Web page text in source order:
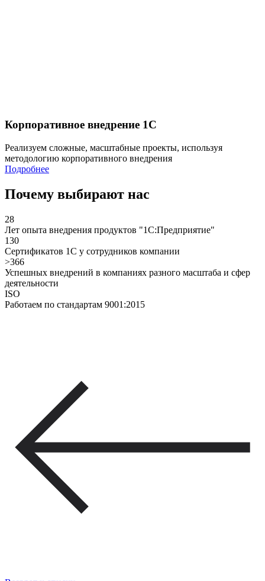
Корпоративное внедрение 1С
Реализуем сложные, масштабные проекты, используя
методологию корпоративного внедрения
Подробнее
Почему выбирают нас
28
Лет опыта внедрения продуктов "1С:Предприятие"
130
Сертификатов 1С у сотрудников компании
>366
Успешных внедрений в компаниях разного масштаба и сфер
деятельности
ISO
Работаем по стандартам 9001:2015